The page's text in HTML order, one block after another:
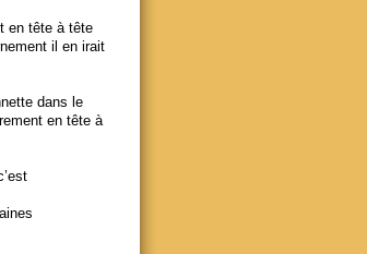
en tête à tête
il en irait
dans le
en tête à